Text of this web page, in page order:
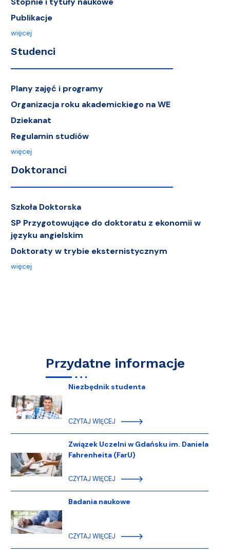
Publikacje
więcej
Studenci
Plany zajęć i programy
Organizacja roku akademickiego na WE
Dziekanat
Regulamin studiów
więcej
Doktoranci
Szkoła Doktorska
SP Przygotowujące do doktoratu z ekonomii w
języku angielskim
Doktoraty w trybie eksternistycznym
więcej
Przydatne informacje
Niezbędnik studenta
CZYTAJ WIĘCEJ
Związek Uczelni w Gdańsku im. Daniela
Fahrenheita (FarU)
CZYTAJ WIĘCEJ
Badania naukowe
CZYTAJ WIĘCEJ